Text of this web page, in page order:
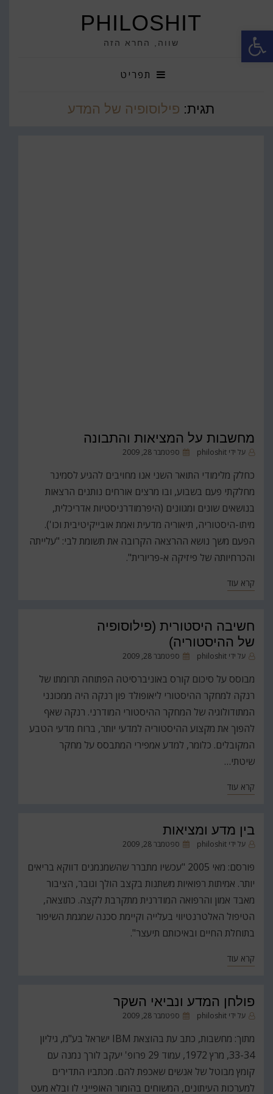
פתח סרגל נגישות PHILOSHIT
שווה, החרא הזה
תפריט
תגית: פילוסופיה של המדע
מחשבות על המציאות והתבונה
על ידי philoshit
פורסםספטמבר 28, 2009
כחלק מלימודי התואר השני אנו מחויבים להגיע לסמינר
מחלקתי פעם בשבוע, ובו מרצים אורחים נותנים הרצאות
בנושאים שונים ומגוונים (היפרמודרניסטיות אדריכלית,
מיתו-היסטוריה, תיאוריה מדעית ואמת אובייקיטיבית וכו').
הפעם משך נושא ההרצאה הקרובה את תשומת לבי: "עלייתה
והכרחיותה של פיזיקה א-פריורית".
קרא עוד
חשיבה היסטורית (פילוסופיה
של ההיסטוריה)
על ידי philoshit
פורסםספטמבר 28, 2009
מבוסס על סיכום קורס באוניברסיטה הפתוחה תרומתו של
רנקה למחקר ההיסטורי ליאופולד פון רנקה היה ממכונני
המתודולוגיה של המחקר ההיסטורי המודרני. רנקה שאף
להפוך את מקצוע ההיסטוריה למדעי יותר, ברוח מדעי הטבע
המקובלים. כלומר, למדע אמפירי המתבסס על מחקר
שיטתי…
קרא עוד
בין מדע ומציאות
על ידי philoshit
פורסםספטמבר 28, 2009
פורסם: מאי 2005 "עכשיו מתברר שהשמנמנים דווקא בריאים
יותר. אמיתות רפואיות משתנות בקצב הולך וגובר, הציבור
מאבד אמון והרפואה המודרנית מתקרבת לקצה. כתוצאה,
הטיפול האלטרנטיווי בעלייה וקיימת סכנה שמגמת השיפור
בתוחלת החיים ובאיכותם תיעצר".
קרא עוד
פולחן המדע ונביאי השקר
על ידי philoshit
פורסםספטמבר 28, 2009
מתוך: מחשבות, כתב עת בהוצאת IBM ישראל בע"מ, גיליון
33-34, מרץ 1972, עמוד 29 פרופ' יעקב לורך נמנה עם
קומץ מבוטל של אנשים שאכפת להם. מכתביו התדירים
למערכות העיתונים, המשוחים בהומור האופייני לו ובלא מעט